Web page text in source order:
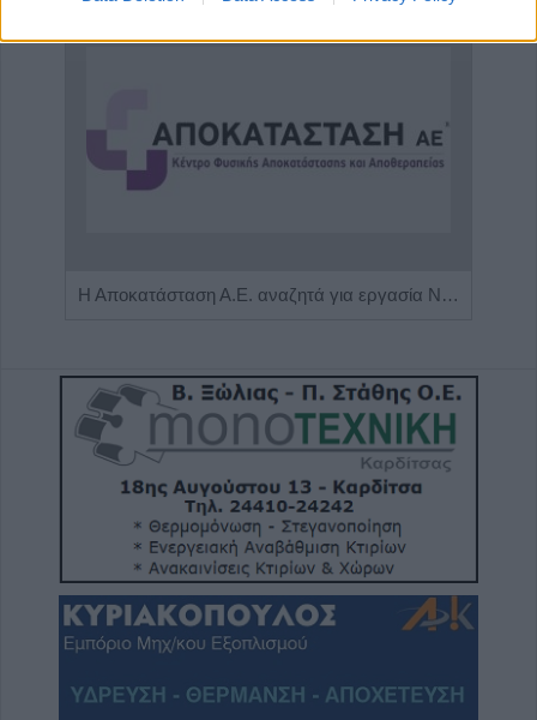
Η Αποκατάσταση Α.Ε. αναζητά για εργασία Νοσηλευτές και Βοηθούς Νοσηλευτές